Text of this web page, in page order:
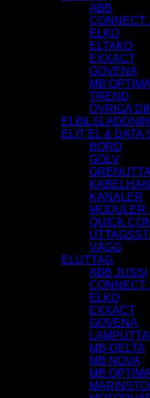
ABB
CONNECT
ELKO
ELTAKO
EXXACT
GOVENA
MB
TREND
ÖVRIGA
ELIT EL & DATA
BORD
GOLV
KANALER
MODULER
QUICK
VÄGG
ELUTTAG
ABB JUSSI
CONNECT
ELKO
EXXACT
GOVENA
MB-DELTA
MB NOVA
MB